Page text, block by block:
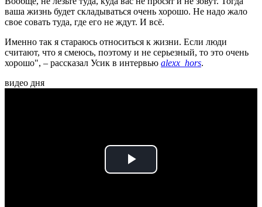
ваша жизнь будет складываться очень хорошо. Не надо жало
свое совать туда, где его не ждут. И всё.
Именно так я стараюсь относиться к жизни. Если люди
считают, что я смеюсь, поэтому и не серьезный, то это очень
хорошо", – рассказал Усик в интервью alexx_hors.
видео дня
Play